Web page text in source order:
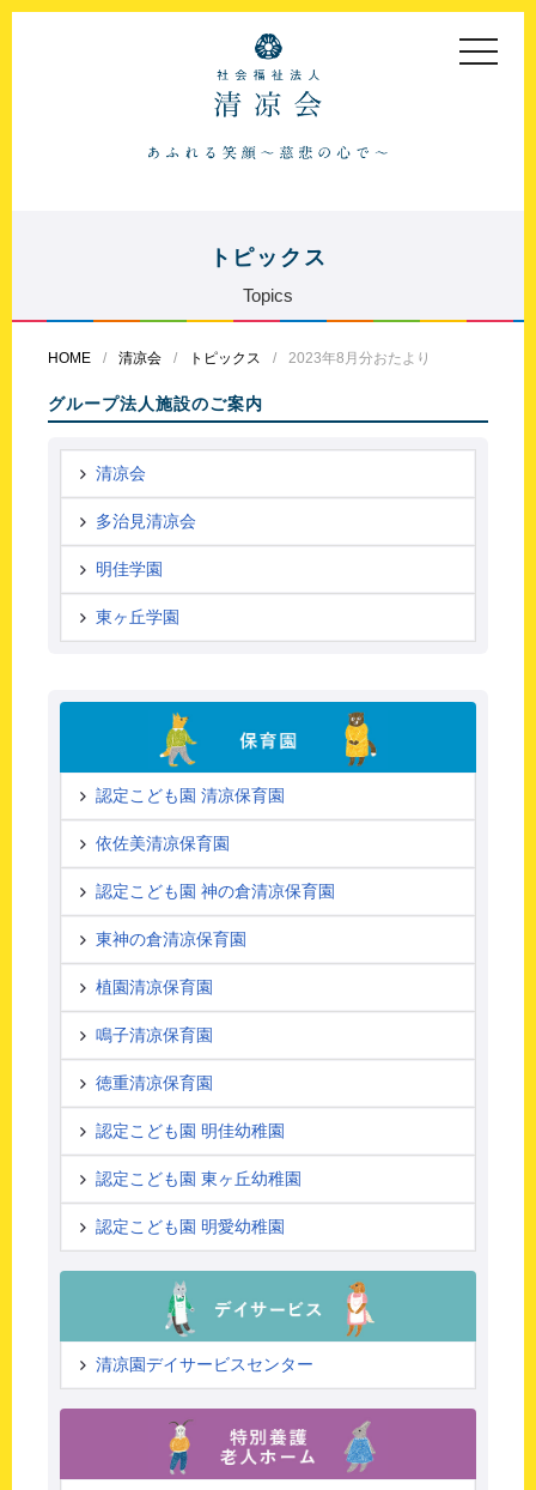
toggle
トピックス
Topics
HOME 清凉会 トピックス 2023年8月分おたより
グループ法人施設のご案内
清凉会
多治見清凉会
明佳学園
東ヶ丘学園
認定こども園 清凉保育園
依佐美清凉保育園
認定こども園 神の倉清凉保育園
東神の倉清凉保育園
植園清凉保育園
鳴子清凉保育園
徳重清凉保育園
認定こども園 明佳幼稚園
認定こども園 東ヶ丘幼稚園
認定こども園 明愛幼稚園
清凉園デイサービスセンター